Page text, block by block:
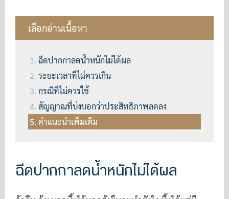
เลือกอ่านเนื้อหา
ฉีดปากกาลดน้ำหนักไม่ได้ผล
ระยะเวลาที่ไม่ควรเกิน
กรณีที่ไม่ควรใช้
สัญญาณที่บ่งบอกว่าประสิทธิภาพลดลง
คำแนะนำเพิ่มเติม
ฉีดปากกาลดน้ำหนักไม่ได้ผล